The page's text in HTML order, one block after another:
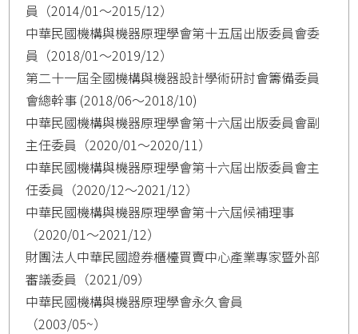
員（2014/01～2015/12）
中華民國機構與機器原理學會第十五屆出版委員會委
員（2018/01～2019/12）
第二十一屆全國機構與機器設計學術研討會籌備委員
會總幹事 (2018/06～2018/10)
中華民國機構與機器原理學會第十六屆出版委員會副
主任委員（2020/01～2020/11）
中華民國機構與機器原理學會第十六屆出版委員會主
任委員（2020/12～2021/12）
中華民國機構與機器原理學會第十六屆候補理事
（2020/01～2021/12）
財團法人中華民國證券櫃檯買賣中心產業專家暨外部
審議委員（2021/09）
中華民國機構與機器原理學會永久會員
（2003/05~）